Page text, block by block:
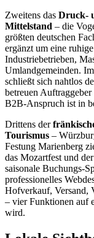
Zweitens das Druck-
Mittelstand – die
größten deutschen
ergänzt um eine
Industriebetrieben,
Umlandgemeinden.
schließt sich nahtlos
betreuen
B2B-Anspruch ist in
Drittens der
Tourismus –
Festung Marienberg
das Mozartfest und
saisonale Buchungs-
professionelles
Hofverkauf, Versand,
– vier Funktionen auf
wird.